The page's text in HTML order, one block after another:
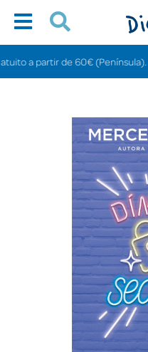
a partir de 60€ (Península).